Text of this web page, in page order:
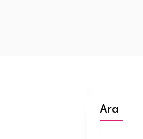
Ara